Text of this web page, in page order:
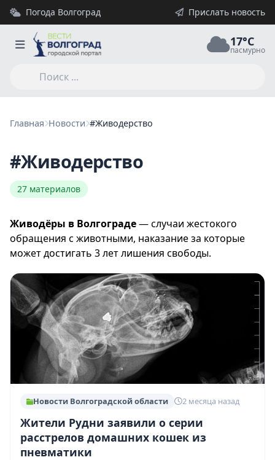
Погода Волгоград Прислать новость
17°C
пасмурно
Главная Новости #Живодерство
#Живодерство
27 материалов
Живодёры в Волгограде— случаи жестокого
обращения с животными, наказание за которые
может достигать 3 лет лишения свободы.
Новости Волгоградской области 2 месяца назад
Жители Рудни заявили о серии
расстрелов домашних кошек из
пневматики